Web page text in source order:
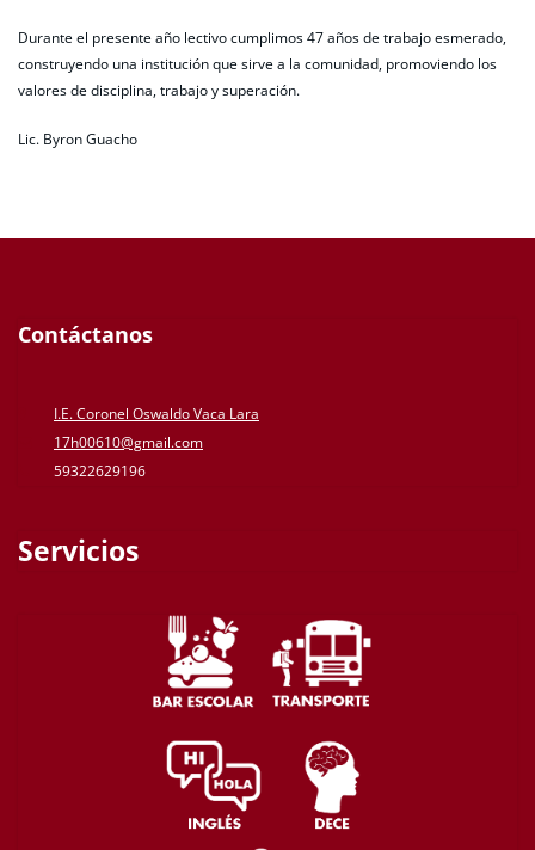
Durante el presente año lectivo cumplimos 47 años de trabajo esmerado,
construyendo una institución que sirve a la comunidad, promoviendo los
valores de disciplina, trabajo y superación.
Lic. Byron Guacho
Contáctanos
I.E. Coronel Oswaldo Vaca Lara
17h00610@gmail.com
59322629196
Servicios